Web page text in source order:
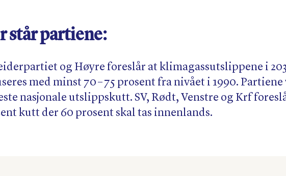
står partiene:
og Høyre foreslår at klimagassutslippene i
med minst 70 – 75 prosent fra nivået i 1990.
nasjonale utslippskutt. SV, Rødt, Venstre og Krf
kutt der 60 prosent skal tas innenlands.